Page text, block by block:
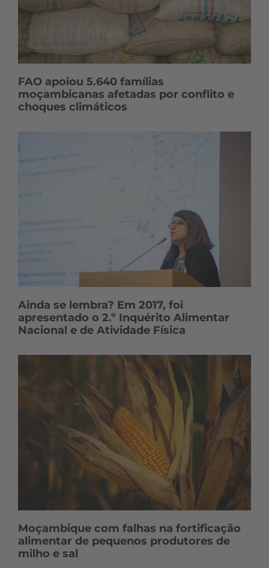
FAO apoiou 5.640 famílias
moçambicanas afetadas por conflito e
choques climáticos
Ainda se lembra? Em 2017, foi
apresentado o 2.º Inquérito Alimentar
Nacional e de Atividade Física
Moçambique com falhas na fortificação
alimentar de pequenos produtores de
milho e sal